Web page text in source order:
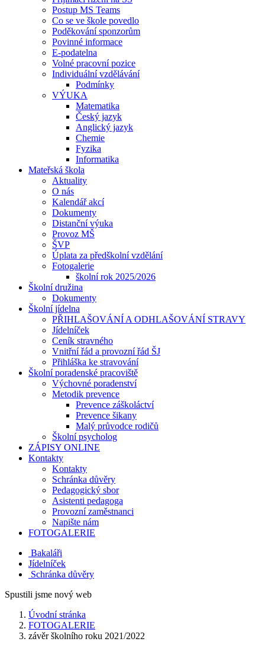
Postup MS Teams
Co se ve škole povedlo
Poděkování sponzorům
Povinné informace
E-podatelna
Volné pracovní pozice
Individuální vzdělávání
Podmínky
VÝUKA
Matematika
Český jazyk
Anglický jazyk
Chemie
Fyzika
Informatika
Mateřská škola
Aktuality
O nás
Kalendář akcí
Dokumenty
Distanční výuka
Provoz MŠ
ŠVP
Úplata za předškolní vzdělání
Fotogalerie
školní rok 2025/2026
Školní družina
Dokumenty
Školní jídelna
PŘIHLAŠOVÁNÍ A ODHLAŠOVÁNÍ STRAVY
Jídelníček
Ceník stravného
Vnitřní řád a provozní řád ŠJ
Přihláška ke stravování
Školní poradenské pracoviště
Výchovné poradenství
Metodik prevence
Prevence záškoláctví
Prevence šikany
Malý průvodce rodičů
Školní psycholog
ZÁPISY ONLINE
Kontakty
Kontakty
Schránka důvěry
Pedagogický sbor
Asistenti pedagoga
Provozní zaměstnanci
Napište nám
FOTOGALERIE
Bakaláři
Jídelníček
Schránka důvěry
Spustili jsme nový web
Úvodní stránka
FOTOGALERIE
závěr školního roku 2021/2022